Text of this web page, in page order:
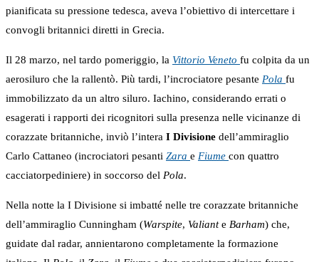
pianificata su pressione tedesca, aveva l’obiettivo di intercettare i
convogli britannici diretti in Grecia.
Il 28 marzo, nel tardo pomeriggio, la Vittorio Veneto fu colpita da un
aerosiluro che la rallentò. Più tardi, l’incrociatore pesante Pola fu
immobilizzato da un altro siluro. Iachino, considerando errati o
esagerati i rapporti dei ricognitori sulla presenza nelle vicinanze di
corazzate britanniche, inviò l’intera I Divisione dell’ammiraglio
Carlo Cattaneo (incrociatori pesanti Zara e Fiume con quattro
cacciatorpediniere) in soccorso del Pola.
Nella notte la I Divisione si imbatté nelle tre corazzate britanniche
dell’ammiraglio Cunningham (Warspite, Valiante Barham) che,
guidate dal radar, annientarono completamente la formazione